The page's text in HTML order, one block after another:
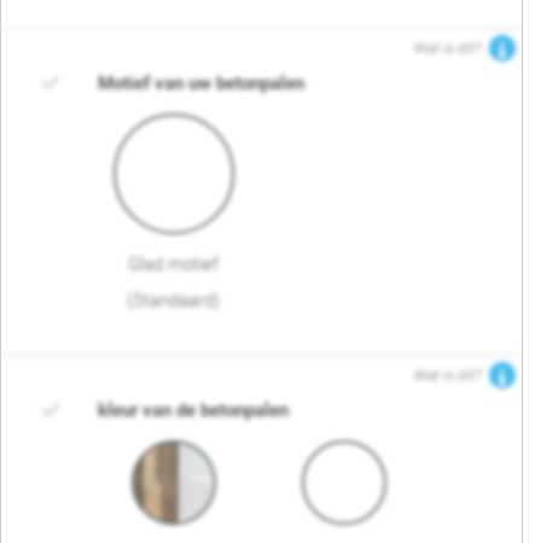
Wat is dit?
Motief van uw betonpalen
Glad motief
(Standaard)
Wat is dit?
kleur van de betonpalen